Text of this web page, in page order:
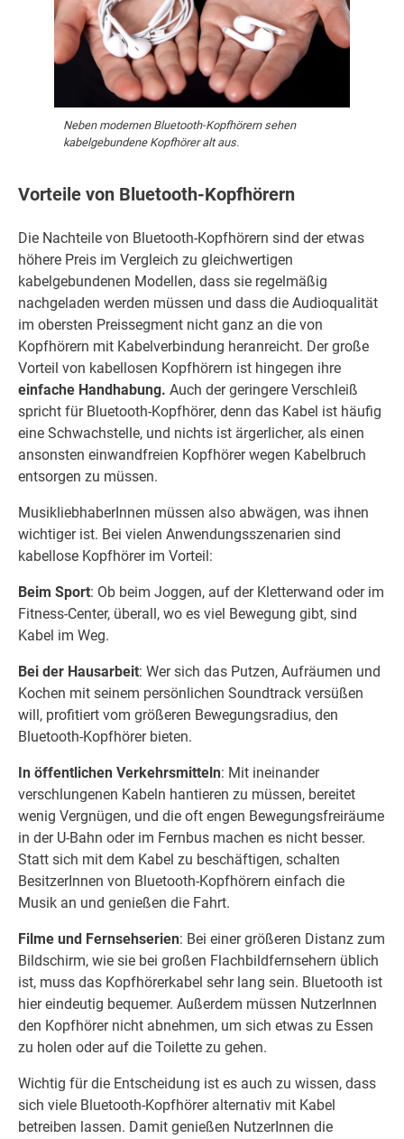
Neben modernen Bluetooth-Kopfhörern sehen
kabelgebundene Kopfhörer alt aus.
Vorteile von Bluetooth-Kopfhörern
Die Nachteile von Bluetooth-Kopfhörern sind der etwas
höhere Preis im Vergleich zu gleichwertigen
kabelgebundenen Modellen, dass sie regelmäßig
nachgeladen werden müssen und dass die Audioqualität
im obersten Preissegment nicht ganz an die von
Kopfhörern mit Kabelverbindung heranreicht. Der große
Vorteil von kabellosen Kopfhörern ist hingegen ihre
einfache Handhabung. Auch der geringere Verschleiß
spricht für Bluetooth-Kopfhörer, denn das Kabel ist häufig
eine Schwachstelle, und nichts ist ärgerlicher, als einen
ansonsten einwandfreien Kopfhörer wegen Kabelbruch
entsorgen zu müssen.
MusikliebhaberInnen müssen also abwägen, was ihnen
wichtiger ist. Bei vielen Anwendungsszenarien sind
kabellose Kopfhörer im Vorteil:
Beim Sport: Ob beim Joggen, auf der Kletterwand oder im
Fitness-Center, überall, wo es viel Bewegung gibt, sind
Kabel im Weg.
Bei der Hausarbeit: Wer sich das Putzen, Aufräumen und
Kochen mit seinem persönlichen Soundtrack versüßen
will, profitiert vom größeren Bewegungsradius, den
Bluetooth-Kopfhörer bieten.
In öffentlichen Verkehrsmitteln: Mit ineinander
verschlungenen Kabeln hantieren zu müssen, bereitet
wenig Vergnügen, und die oft engen Bewegungsfreiräume
in der U-Bahn oder im Fernbus machen es nicht besser.
Statt sich mit dem Kabel zu beschäftigen, schalten
BesitzerInnen von Bluetooth-Kopfhörern einfach die
Musik an und genießen die Fahrt.
Filme und Fernsehserien: Bei einer größeren Distanz zum
Bildschirm, wie sie bei großen Flachbildfernsehern üblich
ist, muss das Kopfhörerkabel sehr lang sein. Bluetooth ist
hier eindeutig bequemer. Außerdem müssen NutzerInnen
den Kopfhörer nicht abnehmen, um sich etwas zu Essen
zu holen oder auf die Toilette zu gehen.
Wichtig für die Entscheidung ist es auch zu wissen, dass
sich viele Bluetooth-Kopfhörer alternativ mit Kabel
betreiben lassen. Damit genießen NutzerInnen die